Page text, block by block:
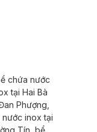
chứa nước
tại Hai Bà
Phượng,
inox tại
Tín, bể